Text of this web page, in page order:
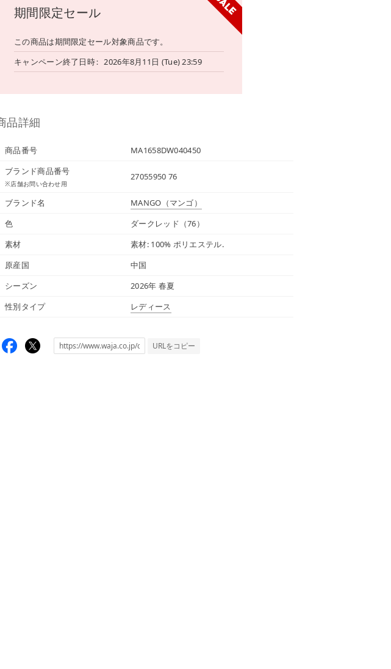
期間限定セール
この商品は期間限定セール対象商品です。
キャンペーン終了日時
2026年8月11日 (Tue) 23:59
品詳細
商品番号
MA1658DW040450
ブランド商品番号
※店舗お問い合わせ用
27055950 76
ブランド名 MANGO （マンゴ）
色
ダークレッド（76）
素材
素材: 100% ポリエステル.
原産国
中国
シーズン
2026年 春夏
性別タイプ
レディース
URLをコピー